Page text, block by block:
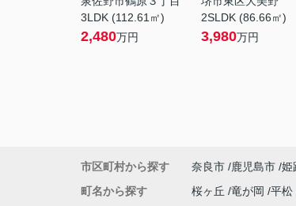
3LDK (112.61㎡)
2,480万円
2SLDK (86.66㎡)
3,980万円
市区町村から探す 奈良市 鹿児島市 姫
町名から探す
桜ヶ丘 竜が岡 平松